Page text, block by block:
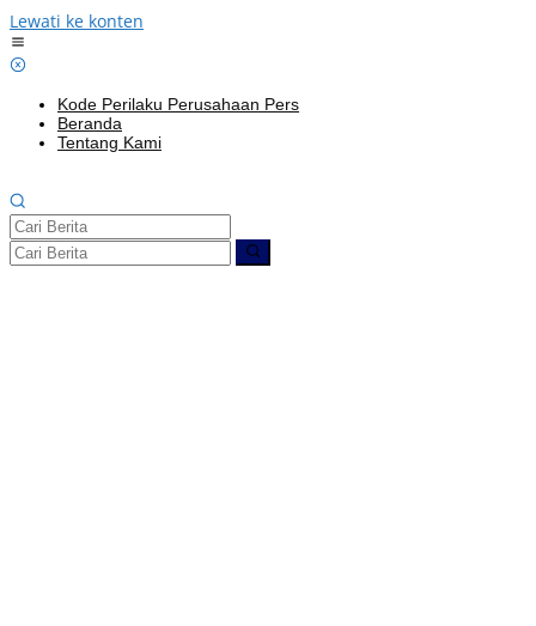
Lewati ke konten
Kode Perilaku Perusahaan Pers
Beranda
Tentang Kami